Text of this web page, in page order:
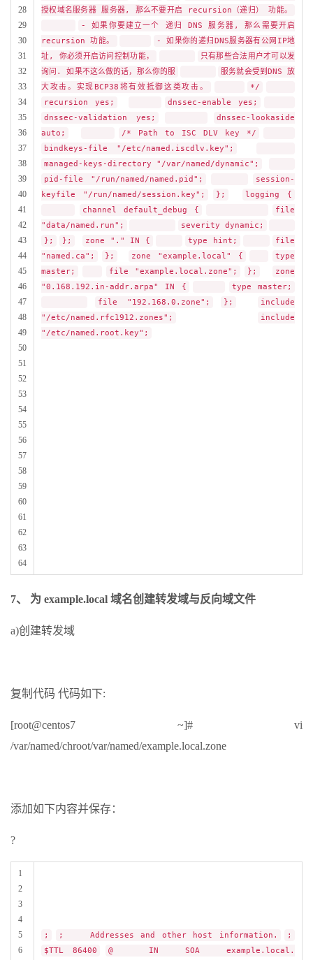
28
29
30
31
32
33
34
35
36
37
38
39
40
41
42
43
44
45
46
47
48
49
50
51
52
53
54
55
56
57
58
59
60
61
62
63
64
授权域名服务器 服务器, 那么不要开启 recursion（递归） 功能。
- 如果你要建立一个 递归 DNS 服务器, 那么需要开启
recursion 功能。
- 如果你的递归DNS服务器有公网IP地
址, 你必须开启访问控制功能，
只有那些合法用户才可以发
询问. 如果不这么做的话，那么你的服
服务就会受到DNS 放
大攻击。实现BCP38将有效抵御这类攻击。
*/
recursion yes;
dnssec-enable yes;
dnssec-validation yes;
dnssec-lookaside
auto;
/* Path to ISC DLV key */
bindkeys-file "/etc/named.iscdlv.key";
managed-keys-directory "/var/named/dynamic";
pid-file "/run/named/named.pid";
session-
keyfile "/run/named/session.key";
};
logging {
channel default_debug {
file
"data/named.run";
severity dynamic;
};
}; zone "." IN { type hint;
file
"named.ca";
}; zone "example.local" {
type
master;
file "example.local.zone"; };
zone
"0.168.192.in-addr.arpa" IN {
type master;
file "192.168.0.zone";
};
include
"/etc/named.rfc1912.zones";
include
"/etc/named.root.key";
7、 为 example.local 域名创建转发域与反向域文件
a)创建转发域
复制代码 代码如下:
[root@centos7 ~]# vi
/var/named/chroot/var/named/example.local.zone
添加如下内容并保存：
?
1
2
3
4
5
6
; ; Addresses and other host information.
;
$TTL 86400
@ IN SOA example.local.